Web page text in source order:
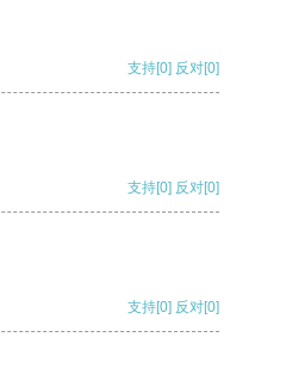
支持[0] 反对[0]
支持[0] 反对[0]
支持[0] 反对[0]